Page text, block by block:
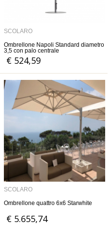
SCOLARO
Ombrellone Napoli Standard diametro
3,5 con palo centrale
€ 524,59
SCOLARO
Ombrellone quattro 6x6 Starwhite
€ 5.655,74